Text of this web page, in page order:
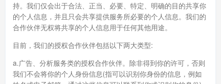
持。我们仅会出于合法、正当、必要、特定、明确的目的共享你
的个人信息，并且只会共享提供服务所必要的个人信息。我们的
合作伙伴无权将共享的个人信息用于任何其他用途。
目前，我们的授权合作伙伴包括以下两大类型:
a.广告、分析服务类的授权合作伙伴。除非得到你的许可，否则
我们不会将你的个人身份信息(指可以识别你身份的信息，例如